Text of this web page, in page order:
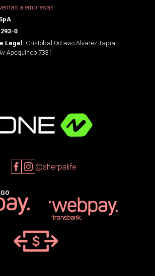
a empresas
0
Legal: Cristobal Octavio Alvarez Tapia -
Apoquindo 7331
@sherpalife